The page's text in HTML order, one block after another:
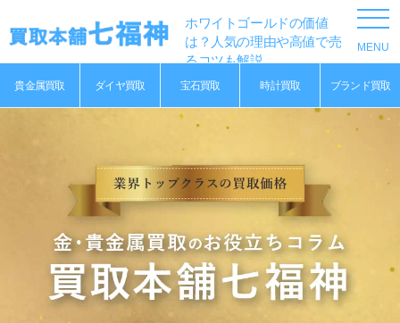
ホワイトゴールドの価値
は？人気の理由や高値で売
るコツも解説
貴金属買取 ダイヤ買取 宝石買取 時計買取 ブランド買取